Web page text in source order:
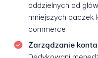
oddzielnych od
mniejszych paczek
commerce
Zarządzanie